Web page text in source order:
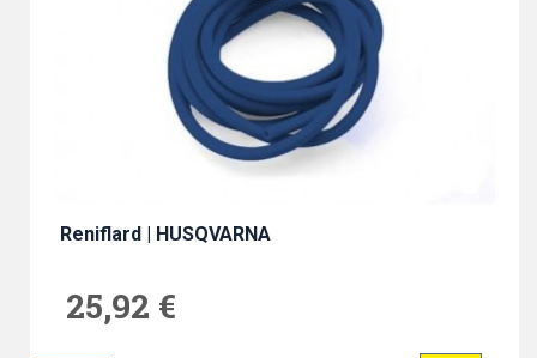
Reniflard | HUSQVARNA
25,92 €